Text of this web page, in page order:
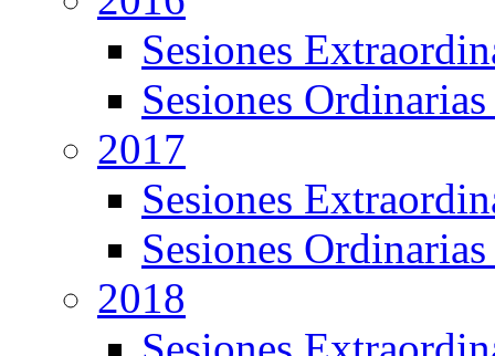
Sesiones
Sesiones
2017
Sesiones
Sesiones
2018